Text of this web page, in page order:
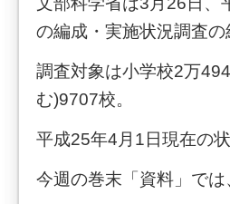
の編成・実施状況調査の
調査対象は小学校2万
む)9707校。
平成25年4月1日現在の
今週の巻末「資料」で